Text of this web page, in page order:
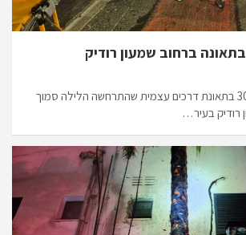
ברחוב שמעון רודיק
שלושה פצועים כבני 30 בתאונת דרכים עצמית שהתרחשה הלילה סמוך